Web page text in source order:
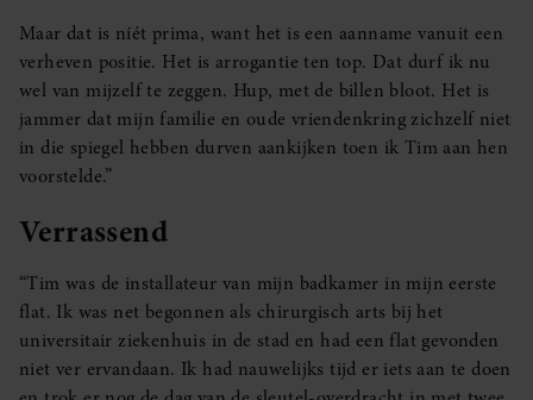
Maar dat is níét prima, want het is een aanname vanuit een
verheven positie. Het is arrogantie ten top. Dat durf ik nu
wel van mijzelf te zeggen. Hup, met de billen bloot. Het is
jammer dat mijn familie en oude vriendenkring zichzelf niet
in die spiegel hebben durven aankijken toen ik Tim aan hen
voorstelde.”
Verrassend
“Tim was de installateur van mijn badkamer in mijn eerste
flat. Ik was net begonnen als chirurgisch arts bij het
universitair ziekenhuis in de stad en had een flat gevonden
niet ver ervandaan. Ik had nauwelijks tijd er iets aan te doen